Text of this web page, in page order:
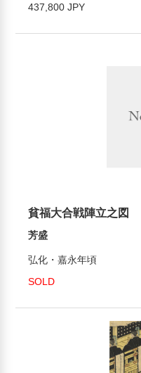
437,800 JPY
貧福大合戦陣立之図
芳盛
弘化・嘉永年頃
SOLD